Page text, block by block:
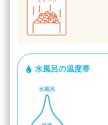
水風呂の温度帯